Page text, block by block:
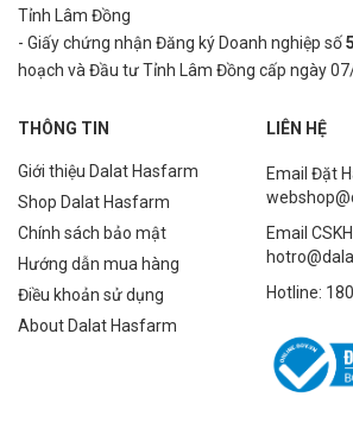
Tỉnh Lâm Đồng
- Giấy chứng nhận Đăng ký Doanh nghiệp số
hoạch và Đầu tư Tỉnh Lâm Đồng cấp ngày
THÔNG TIN
Giới thiệu Dalat Hasfarm
Shop Dalat Hasfarm
Chính sách bảo mật
Hướng dẫn mua hàng
Điều khoản sử dụng
About Dalat Hasfarm
LIÊN HỆ
Email Đặt
Email
Hotline: